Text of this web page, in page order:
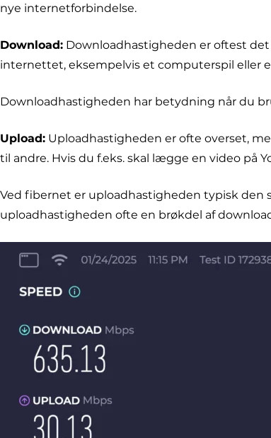
nye internetforbindelse.
Download: Downloadhastigheden er oftest
internettet, eksempelvis et computerspil eller
Downloadhastigheden har betydning når du
Upload: Uploadhastigheden er ofte overset,
til andre. Hvis du f.eks. skal lægge en video på
Ved fibernet er uploadhastigheden typisk den
uploadhastigheden ofte en brøkdel af